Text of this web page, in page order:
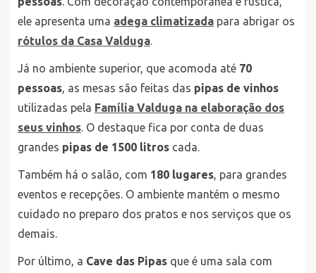
ele apresenta uma adega climatizada para abrigar os
rótulos da Casa Valduga.
Já no ambiente superior, que acomoda até 70
pessoas, as mesas são feitas das pipas de vinhos
utilizadas pela Família Valduga na elaboração dos
seus vinhos. O destaque fica por conta de duas
grandes pipas de 1500 litros cada.
Também há o salão, com 180 lugares, para grandes
eventos e recepções. O ambiente mantém o mesmo
cuidado no preparo dos pratos e nos serviços que os
demais.
Por último, a Cave das Pipas que é uma sala com